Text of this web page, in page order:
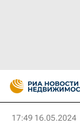
17:49 16.05.2024